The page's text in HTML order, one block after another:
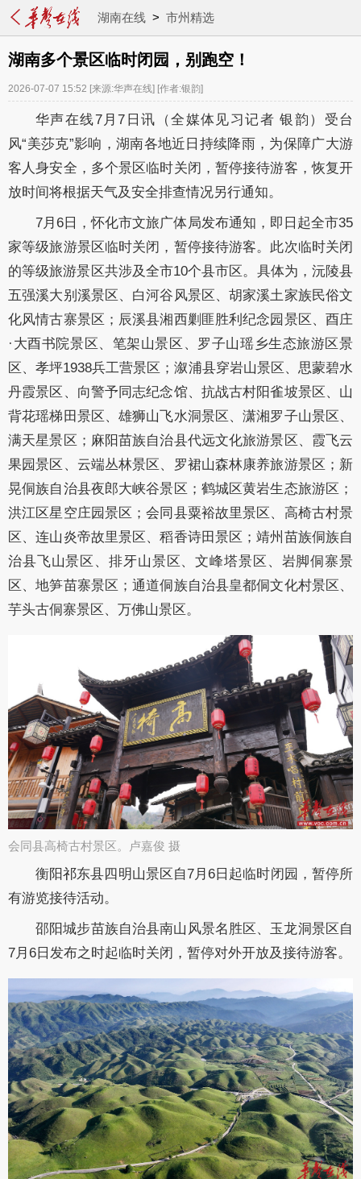
湖南在线> 市州精选
湖南多个景区临时闭园，别跑空！
2026-07-07 15:52 [来源:华声在线] [作者:银韵]
华声在线7月7日讯 （全媒体见习记者 银韵） 受台
风“美莎克”影响，湖南各地近日持续降雨，为保障广大游
客人身安全，多个景区临时关闭，暂停接待游客，恢复开
放时间将根据天气及安全排查情况另行通知。
7月6日，怀化市文旅广体局发布通知，即日起全市35
家等级旅游景区临时关闭，暂停接待游客。 此次临时关闭
的等级旅游景区共涉及全市10个县市区。具体为，沅陵县
五强溪大别溪景区、白河谷风景区、胡家溪土家族民俗文
化风情古寨景区；辰溪县湘西剿匪胜利纪念园景区、酉庄
·大酉书院景区、笔架山景区、 罗子山瑶乡生态旅游区景
区、孝坪1938兵工营景区；溆浦县穿岩山景区、思蒙碧水
丹霞景区、向警予同志纪念馆、抗战古村阳雀坡景区、山
背花瑶梯田景区、雄狮山飞水洞景区、潇湘罗子山景区、
满天星景区；麻阳苗族自治县代远文化旅游景区、 霞飞云
果园景区 、云端丛林景区、罗裙山森林康养旅游景区；新
晃侗族自治县夜郎大峡谷景区；鹤城区黄岩生态旅游区；
洪江区星空庄园景区；会同县粟裕故里景区、 高椅古村景
区、连山炎帝故里景区、稻香诗田景区；靖州苗族侗族自
治县飞山景区、排牙山景区、文峰塔景区、岩脚侗寨景
区、地笋苗寨景区；通道侗族自治县皇都侗文化村景区、
芋头古侗寨景区、万佛山景区。
会同县高椅古村景区。卢嘉俊 摄​
衡阳祁东县四明山景区自7月6日起临时闭园，暂停所
有游览接待活动。
邵阳城步苗族自治县南山风景名胜区、玉龙洞景区自
7月6日发布之时起临时关闭，暂停对外开放及接待游客。